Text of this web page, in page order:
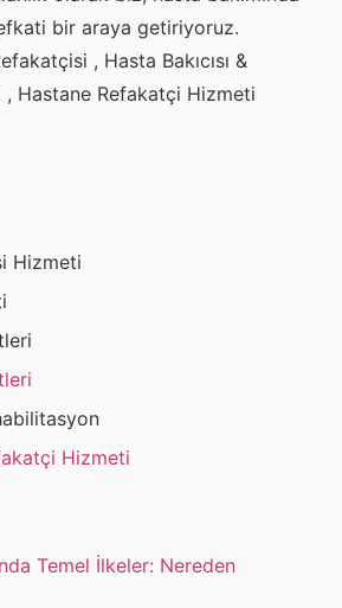
bir araya getiriyoruz.
, Hasta Bakıcısı &
, Hastane Refakatçi Hizmeti
Hizmeti
Hizmeti
Temel İlkeler: Nereden